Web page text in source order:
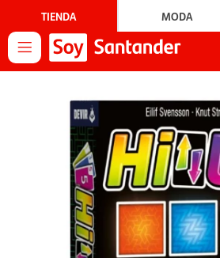
TIENDA MODA
